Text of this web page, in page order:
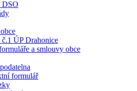
DSO
č.1 ÚP Drahonice
a smlouvy obce
formulář